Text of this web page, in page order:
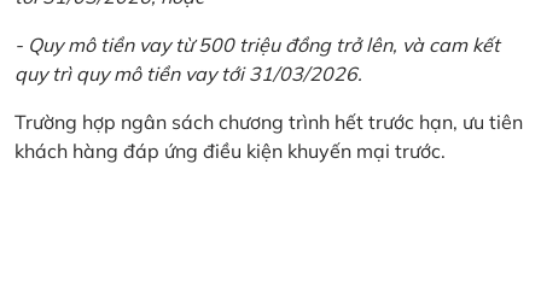
- Quy mô tiền vay từ 500 triệu đồng trở lên, và cam kết
quy trì quy mô tiền vay tới 31/03/2026.
Trường hợp ngân sách chương trình hết trước hạn, ưu tiên
khách hàng đáp ứng điều kiện khuyến mại trước.